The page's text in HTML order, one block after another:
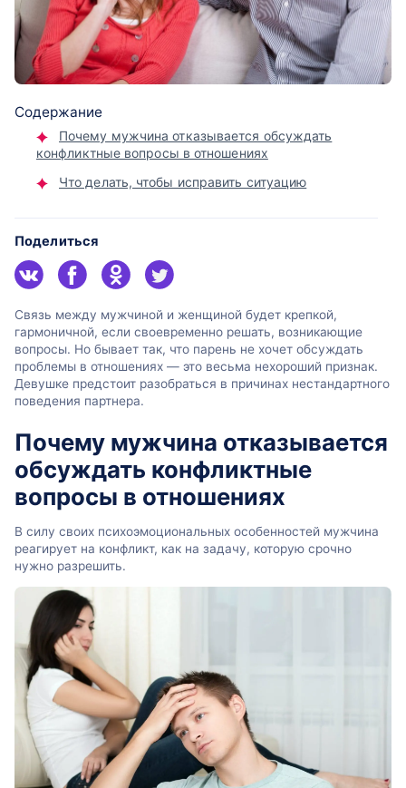
Содержание
Почему мужчина отказывается обсуждать
конфликтные вопросы в отношениях
Что делать, чтобы исправить ситуацию
Поделиться
Связь между мужчиной и женщиной будет крепкой,
гармоничной, если своевременно решать, возникающие
вопросы. Но бывает так, что парень не хочет обсуждать
проблемы в отношениях — это весьма нехороший признак.
Девушке предстоит разобраться в причинах нестандартного
поведения партнера.
Почему мужчина отказывается
обсуждать конфликтные
вопросы в отношениях
В силу своих психоэмоциональных особенностей мужчина
реагирует на конфликт, как на задачу, которую срочно
нужно разрешить.